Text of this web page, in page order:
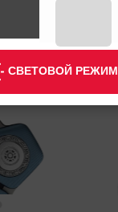
СВЕТОВОЙ РЕЖИМ